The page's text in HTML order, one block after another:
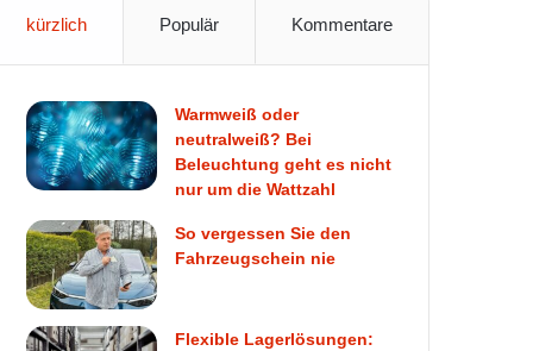
kürzlich Populär Kommentare
Warmweiß oder
neutralweiß? Bei
Beleuchtung geht es nicht
nur um die Wattzahl
So vergessen Sie den
Fahrzeugschein nie
Flexible Lagerlösungen: